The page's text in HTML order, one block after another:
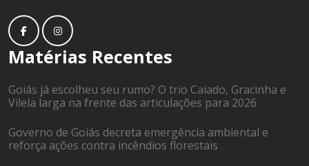
Matérias Recentes
Goiás já escolheu seu rumo? O trio Caiado, Gracinha e
Vilela larga na frente das articulações para 2026
Governo de Goiás decreta emergência ambiental e
reforça ações contra incêndios florestais